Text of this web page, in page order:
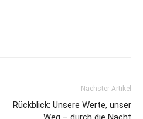
Nächster Artikel
Rückblick: Unsere Werte, unser